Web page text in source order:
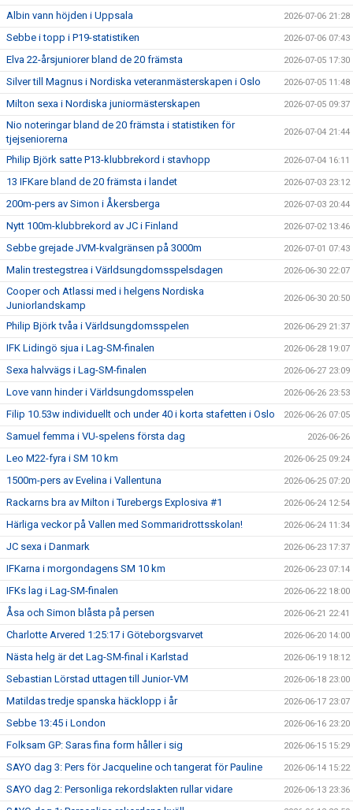
Albin vann höjden i Uppsala 2026-07-06 21:28
Sebbe i topp i P19-statistiken 2026-07-06 07:43
Elva 22-årsjuniorer bland de 20 främsta 2026-07-05 17:30
Silver till Magnus i Nordiska veteranmästerskapen i Oslo 2026-07-05 11:48
Milton sexa i Nordiska juniormästerskapen 2026-07-05 09:37
Nio noteringar bland de 20 främsta i statistiken för
tjejseniorerna
2026-07-04 21:44
Philip Björk satte P13-klubbrekord i stavhopp 2026-07-04 16:11
13 IFKare bland de 20 främsta i landet 2026-07-03 23:12
200m-pers av Simon i Åkersberga 2026-07-03 20:44
Nytt 100m-klubbrekord av JC i Finland 2026-07-02 13:46
Sebbe grejade JVM-kvalgränsen på 3000m 2026-07-01 07:43
Malin trestegstrea i Världsungdomsspelsdagen 2026-06-30 22:07
Cooper och Atlassi med i helgens Nordiska
Juniorlandskamp
2026-06-30 20:50
Philip Björk tvåa i Världsungdomsspelen 2026-06-29 21:37
IFK Lidingö sjua i Lag-SM-finalen 2026-06-28 19:07
Sexa halvvägs i Lag-SM-finalen 2026-06-27 23:09
Love vann hinder i Världsungdomsspelen 2026-06-26 23:53
Filip 10.53w individuellt och under 40 i korta stafetten i Oslo 2026-06-26 07:05
Samuel femma i VU-spelens första dag 2026-06-26
Leo M22-fyra i SM 10 km 2026-06-25 09:24
1500m-pers av Evelina i Vallentuna 2026-06-25 07:20
Rackarns bra av Milton i Turebergs Explosiva #1 2026-06-24 12:54
Härliga veckor på Vallen med Sommaridrottsskolan! 2026-06-24 11:34
JC sexa i Danmark 2026-06-23 17:37
IFKarna i morgondagens SM 10 km 2026-06-23 07:14
IFKs lag i Lag-SM-finalen 2026-06-22 18:00
Åsa och Simon blåsta på persen 2026-06-21 22:41
Charlotte Arvered 1:25:17 i Göteborgsvarvet 2026-06-20 14:00
Nästa helg är det Lag-SM-final i Karlstad 2026-06-19 18:12
Sebastian Lörstad uttagen till Junior-VM 2026-06-18 23:00
Matildas tredje spanska häcklopp i år 2026-06-17 23:07
Sebbe 13:45 i London 2026-06-16 23:20
Folksam GP: Saras fina form håller i sig 2026-06-15 15:29
SAYO dag 3: Pers för Jacqueline och tangerat för Pauline 2026-06-14 15:22
SAYO dag 2: Personliga rekordslakten rullar vidare 2026-06-13 23:36